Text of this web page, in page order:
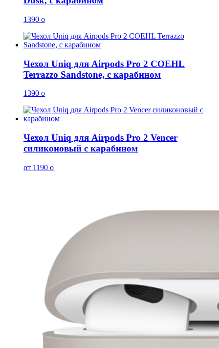
1390 o
Чехол Uniq для Airpods Pro 2 COEHL
Terrazzo Sandstone, с карабином
1390 o
Чехол Uniq для Airpods Pro 2 Vencer
силиконовый с карабином
от 1190 o